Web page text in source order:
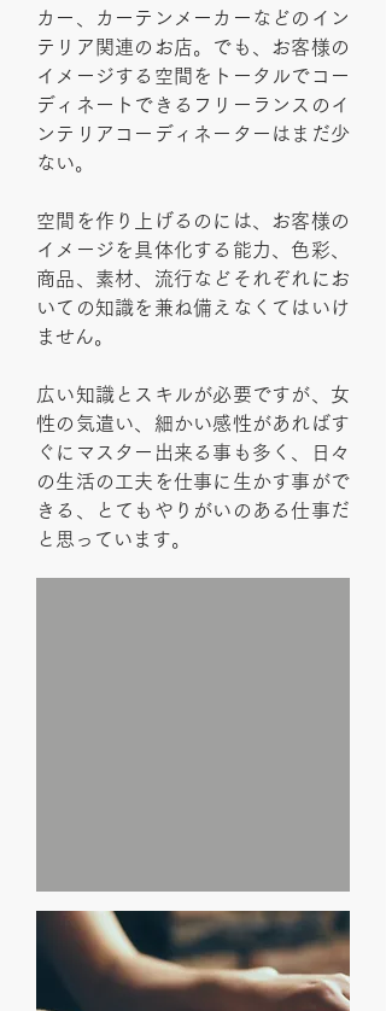
カー、カーテンメーカーなどのイン
テリア関連のお店。でも、お客様の
イメージする空間をトータルでコー
ディネートできるフリーランスのイ
ンテリアコーディネーターはまだ少
ない。
空間を作り上げるのには、お客様の
イメージを具体化する能力、色彩、
商品、素材、流行などそれぞれにお
いての知識を兼ね備えなくてはいけ
ません。
広い知識とスキルが必要ですが、女
性の気遣い、細かい感性があればす
ぐにマスター出来る事も多く、日々
の生活の工夫を仕事に生かす事がで
きる、とてもやりがいのある仕事だ
と思っています。